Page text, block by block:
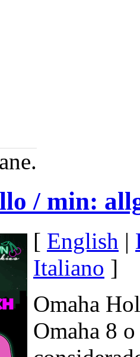
/ min:
[ English |
Italiano ]
Omaha
Omaha 8